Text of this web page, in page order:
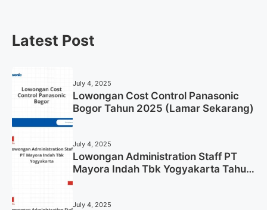
Latest Post
July 4, 2025
Lowongan Cost Control Panasonic
Bogor Tahun 2025 (Lamar Sekarang)
July 4, 2025
Lowongan Administration Staff PT
Mayora Indah Tbk Yogyakarta Tahun
July 4, 2025